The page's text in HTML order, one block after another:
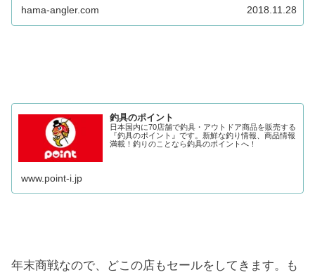
hama-angler.com 2018.11.28
釣具のポイント
日本国内に70店舗で釣具・アウトドア商品を販売する
『釣具のポイント』です。新鮮な釣り情報、商品情報
満載！釣りのことなら釣具のポイントへ！
www.point-i.jp
年末商戦なので、どこの店もセールをしてきます。も